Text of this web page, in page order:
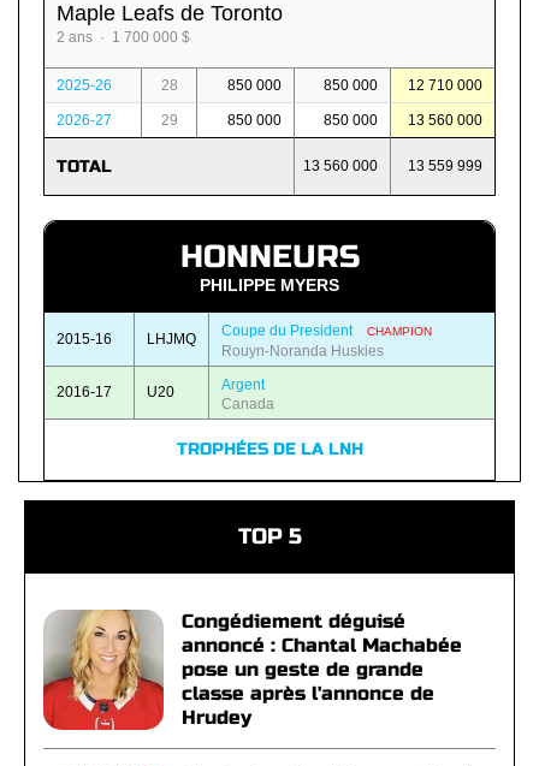
Maple Leafs de Toronto
2 ans · 1 700 000 $
2025-26 28 850 000 850 000 12 710 000
2026-27 29 850 000 850 000 13 560 000
TOTAL 13 560 000 13 559 999
HONNEURS
PHILIPPE MYERS
2015-16 LHJMQ Coupe du President CHAMPION
Rouyn-Noranda Huskies
2016-17 U20
Argent
Canada
TROPHÉES DE LA LNH
TOP 5
Congédiement déguisé
annoncé : Chantal Machabée
pose un geste de grande
classe après l'annonce de
Hrudey